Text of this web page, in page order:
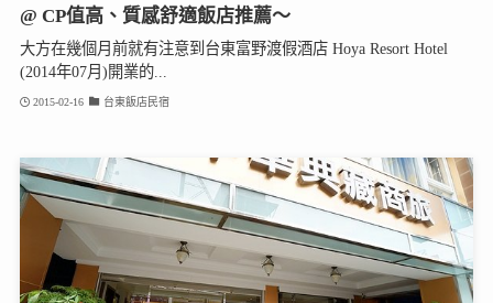
@ CP值高、質感舒適飯店推薦～
大方在幾個月前就有注意到台東富野渡假酒店 Hoya Resort Hotel
(2014年07月)開業的...
2015-02-16 台東飯店民宿